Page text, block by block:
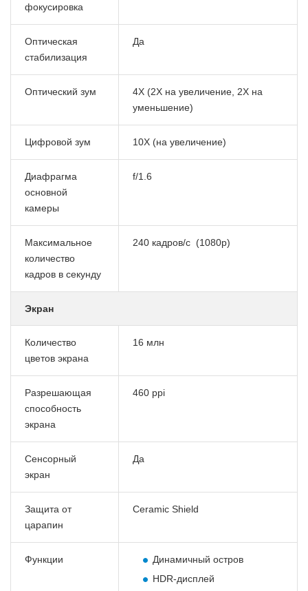
фокусировка
Оптическая
стабилизация
Да
Оптический зум
4X (2X на увеличение, 2X на
уменьшение)
Цифровой зум 10X (на увеличение)
Диафрагма
основной
камеры
f/1.6
Максимальное
количество
кадров в секунду
240 кадров/с (1080p)
Экран
Количество
цветов экрана
16 млн
Разрешающая
способность
экрана
460 ppi
Сенсорный
экран
Да
Защита от
царапин
Ceramic Shield
Функции
Динамичный остров
HDR-дисплей